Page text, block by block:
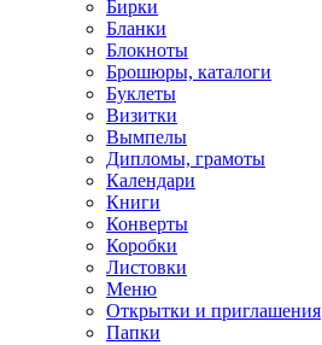
Бирки
Бланки
Блокноты
Брошюры, каталоги
Буклеты
Визитки
Вымпелы
Дипломы, грамоты
Календари
Книги
Конверты
Коробки
Листовки
Меню
Открытки и приглашения
Папки